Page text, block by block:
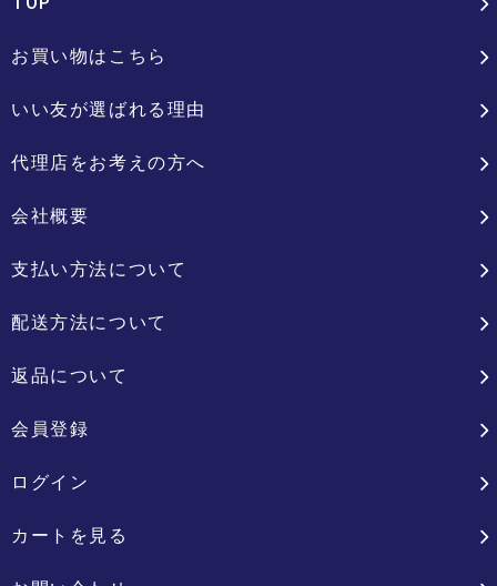
お買い物はこちら
いい友が選ばれる理由
代理店をお考えの方へ
会社概要
支払い方法について
配送方法について
返品について
会員登録
ログイン
カートを見る